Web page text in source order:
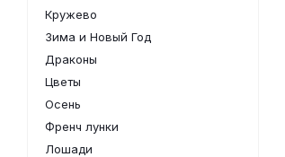
Кружево
Зима и Новый Год
Драконы
Цветы
Осень
Френч лунки
Лошади